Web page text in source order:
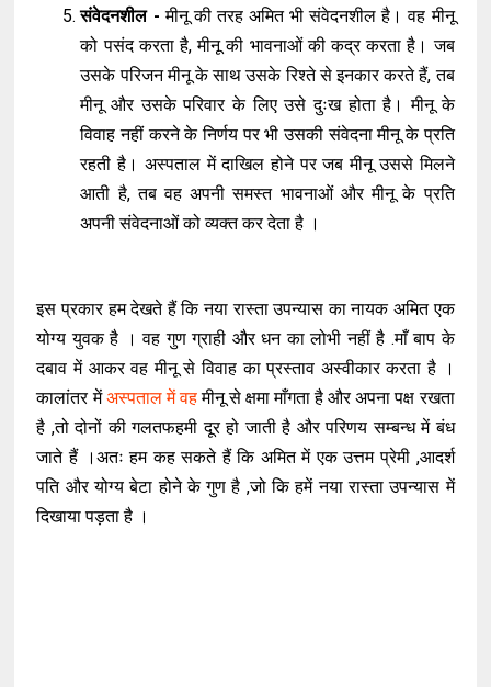
संवेदनशील - मीनू की तरह अमित भी संवेदनशील है। वह मीनू
को पसंद करता है, मीनू की भावनाओं की कद्र करता है। जब
उसके परिजन मीनू के साथ उसके रिश्ते से इनकार करते हैं, तब
मीनू और उसके परिवार के लिए उसे दुःख होता है। मीनू के
विवाह नहीं करने के निर्णय पर भी उसकी संवेदना मीनू के प्रति
रहती है। अस्पताल में दाखिल होने पर जब मीनू उससे मिलने
आती है, तब वह अपनी समस्त भावनाओं और मीनू के प्रति
अपनी संवेदनाओं को व्यक्त कर देता है ।
इस प्रकार हम देखते हैं कि नया रास्ता उपन्यास का नायक अमित एक
योग्य युवक है । वह गुण ग्राही और धन का लोभी नहीं है .माँ बाप के
दबाव में आकर वह मीनू से विवाह का प्रस्ताव अस्वीकार करता है ।
कालांतर मेंअस्पताल में वहमीनू से क्षमा माँगता है और अपना पक्ष रखता
है ,तो दोनों की गलतफहमी दूर हो जाती है और परिणय सम्बन्ध में बंध
जाते हैं ।अतः हम कह सकते हैं कि अमित में एक उत्तम प्रेमी ,आदर्श
पति और योग्य बेटा होने के गुण है ,जो कि हमें नया रास्ता उपन्यास में
दिखाया पड़ता है ।